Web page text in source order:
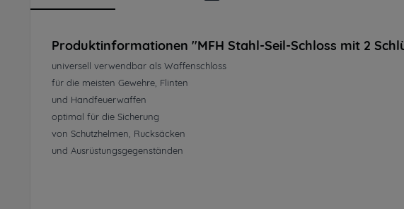
Produktinformationen "MFH Stahl-Seil-Schloss mit 2
universell verwendbar als Waffenschloss
für die meisten Gewehre, Flinten
und Handfeuerwaffen
optimal für die Sicherung
von Schutzhelmen, Rucksäcken
und Ausrüstungsgegenständen